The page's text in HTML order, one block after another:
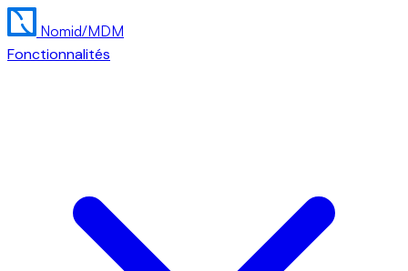
Nomid/MDM
Fonctionnalités